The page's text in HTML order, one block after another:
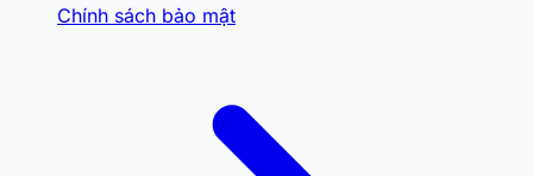
Chính sách bảo mật